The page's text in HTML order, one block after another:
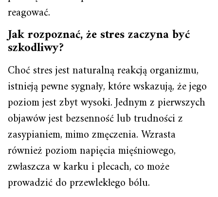
reagować.
Jak rozpoznać, że stres zaczyna być
szkodliwy?
Choć stres jest naturalną reakcją organizmu,
istnieją pewne sygnały, które wskazują, że jego
poziom jest zbyt wysoki. Jednym z pierwszych
objawów jest bezsenność lub trudności z
zasypianiem, mimo zmęczenia. Wzrasta
również poziom napięcia mięśniowego,
zwłaszcza w karku i plecach, co może
prowadzić do przewlekłego bólu.